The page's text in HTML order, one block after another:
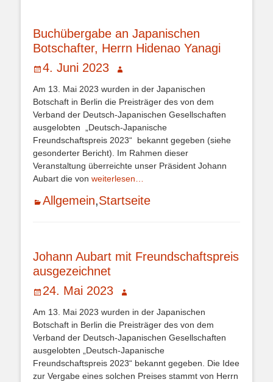
Buchübergabe an Japanischen
Botschafter, Herrn Hidenao Yanagi
Veröffentlicht
am
4. Juni 2023 Autor
Am 13. Mai 2023 wurden in der Japanischen
Botschaft in Berlin die Preisträger des von dem
Verband der Deutsch-Japanischen Gesellschaften
ausgelobten „Deutsch-Japanische
Freundschaftspreis 2023“ bekannt gegeben (siehe
gesonderter Bericht). Im Rahmen dieser
Veranstaltung überreichte unser Präsident Johann
Aubart die von weiterlesen…
Kategorien
Allgemein,Startseite
Johann Aubart mit Freundschaftspreis
ausgezeichnet
Veröffentlicht
am
24. Mai 2023 Autor
Am 13. Mai 2023 wurden in der Japanischen
Botschaft in Berlin die Preisträger des von dem
Verband der Deutsch-Japanischen Gesellschaften
ausgelobten „Deutsch-Japanische
Freundschaftspreis 2023“ bekannt gegeben. Die Idee
zur Vergabe eines solchen Preises stammt von Herrn